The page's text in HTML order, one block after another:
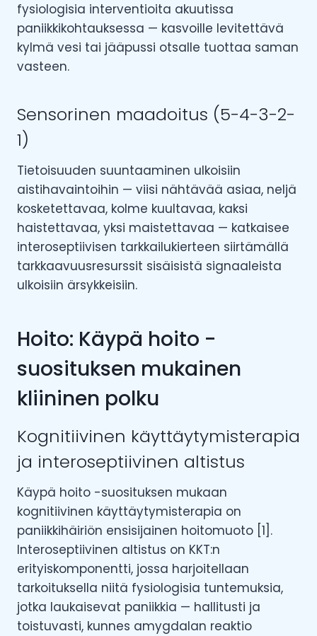
fysiologisia interventioita akuutissa
paniikkikohtauksessa — kasvoille levitettävä
kylmä vesi tai jääpussi otsalle tuottaa saman
vasteen.
Sensorinen maadoitus (5-4-3-2-
1)
Tietoisuuden suuntaaminen ulkoisiin
aistihavaintoihin — viisi nähtävää asiaa, neljä
kosketettavaa, kolme kuultavaa, kaksi
haistettavaa, yksi maistettavaa — katkaisee
interoseptiivisen tarkkailukierteen siirtämällä
tarkkaavuusresurssit sisäisistä signaaleista
ulkoisiin ärsykkeisiin.
Hoito: Käypä hoito -
suosituksen mukainen
kliininen polku
Kognitiivinen käyttäytymisterapia
ja interoseptiivinen altistus
Käypä hoito -suosituksen mukaan
kognitiivinen käyttäytymisterapia on
paniikkihäiriön ensisijainen hoitomuoto [1].
Interoseptiivinen altistus on KKT:n
erityiskomponentti, jossa harjoitellaan
tarkoituksella niitä fysiologisia tuntemuksia,
jotka laukaisevat paniikkia — hallitusti ja
toistuvasti, kunnes amygdalan reaktio